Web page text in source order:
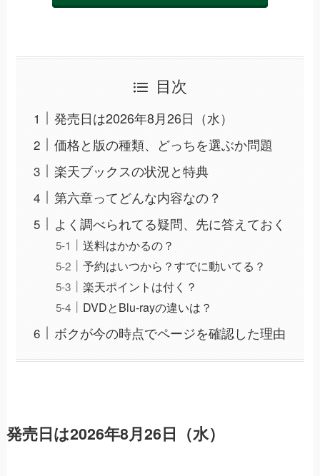
目次
発売日は2026年8月26日（水）
価格と版の種類、どっちを選ぶか問題
楽天ブックスの状況と特典
第六章ってどんな内容なの？
よく調べられてる疑問、先に答えておく
送料はかかるの？
予約はいつから？すでに動いてる？
楽天ポイントは付く？
DVDとBlu-rayの違いは？
ボクが今の時点でページを確認した理由
発売日は2026年8月26日（水）